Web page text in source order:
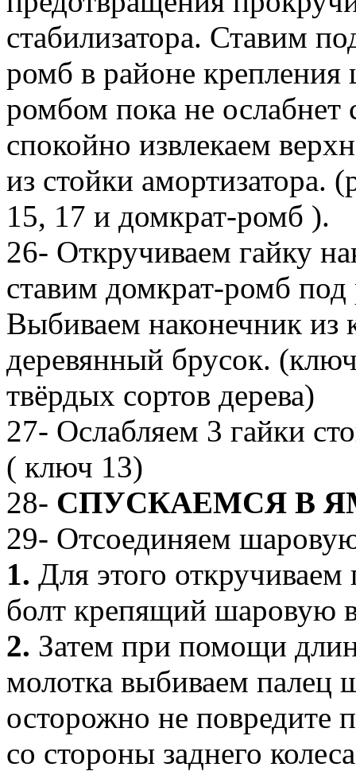
стабилизатора. Ставим
ромб в районе
ромбом пока не ослабнет
спокойно извлекаем
из стойки
15, 17 и домкрат-ромб ).
26- Откручиваем гайку
ставим домкрат-ромб под
Выбиваем наконечник из
деревянный брусок.
твёрдых сортов дерева)
27- Ослабляем 3 гайки
( ключ 13)
28- СПУСКАЕМСЯ В
29- Отсоединяем
1. Для этого
болт крепящий шаровую
2. Затем при помощи
молотка выбиваем палец
осторожно не повредите
со стороны заднего